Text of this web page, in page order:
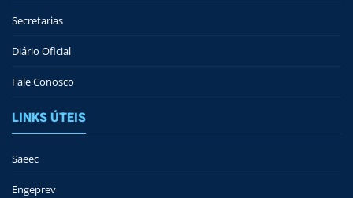
Secretarias
Diário Oficial
Fale Conosco
LINKS ÚTEIS
Saeec
Engeprev